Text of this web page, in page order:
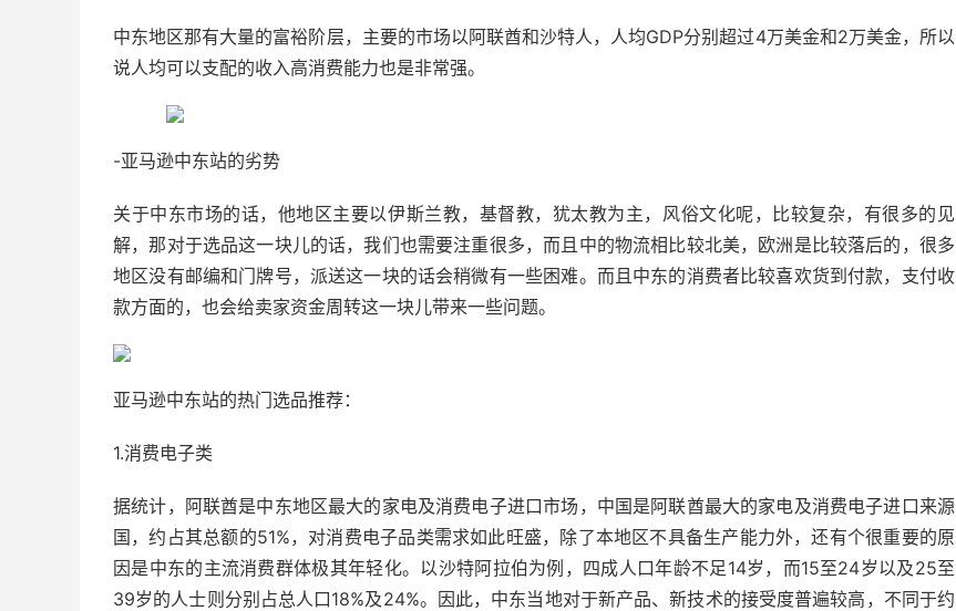
中东地区那有大量的富裕阶层，主要的市场以阿联酋和沙特人，人均GDP分别超过4万美金和2万美金，所以
说人均可以支配的收入高消费能力也是非常强。
-亚马逊中东站的劣势
关于中东市场的话，他地区主要以伊斯兰教，基督教，犹太教为主，风俗文化呢，比较复杂，有很多的见
解，那对于选品这一块儿的话，我们也需要注重很多，而且中的物流相比较北美，欧洲是比较落后的，很多
地区没有邮编和门牌号，派送这一块的话会稍微有一些困难。而且中东的消费者比较喜欢货到付款，支付收
款方面的，也会给卖家资金周转这一块儿带来一些问题。
亚马逊中东站的热门选品推荐：
1.消费电子类
据统计，阿联酋是中东地区最大的家电及消费电子进口市场，中国是阿联酋最大的家电及消费电子进口来源
国，约占其总额的51%，对消费电子品类需求如此旺盛，除了本地区不具备生产能力外，还有个很重要的原
因是中东的主流消费群体极其年轻化。以沙特阿拉伯为例，四成人口年龄不足14岁，而15至24岁以及25至
39岁的人士则分别占总人口18%及24%。因此，中东当地对于新产品、新技术的接受度普遍较高，不同于约